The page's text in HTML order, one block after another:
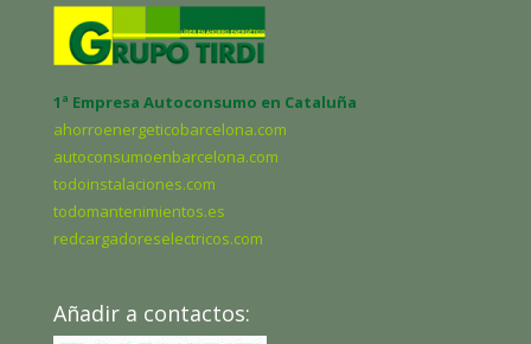
1ª Empresa Autoconsumo en Cataluña
ahorroenergeticobarcelona.com
autoconsumoenbarcelona.com
todoinstalaciones.com
todomantenimientos.es
redcargadoreselectricos.com
Añadir a contactos: